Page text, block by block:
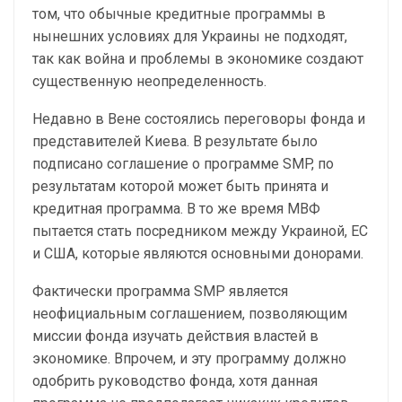
том, что обычные кредитные программы в
нынешних условиях для Украины не подходят,
так как война и проблемы в экономике создают
существенную неопределенность.
Недавно в Вене состоялись переговоры фонда и
представителей Киева. В результате было
подписано соглашение о программе SMP, по
результатам которой может быть принята и
кредитная программа. В то же время МВФ
пытается стать посредником между Украиной, ЕС
и США, которые являются основными донорами.
Фактически программа SMP является
неофициальным соглашением, позволяющим
миссии фонда изучать действия властей в
экономике. Впрочем, и эту программу должно
одобрить руководство фонда, хотя данная